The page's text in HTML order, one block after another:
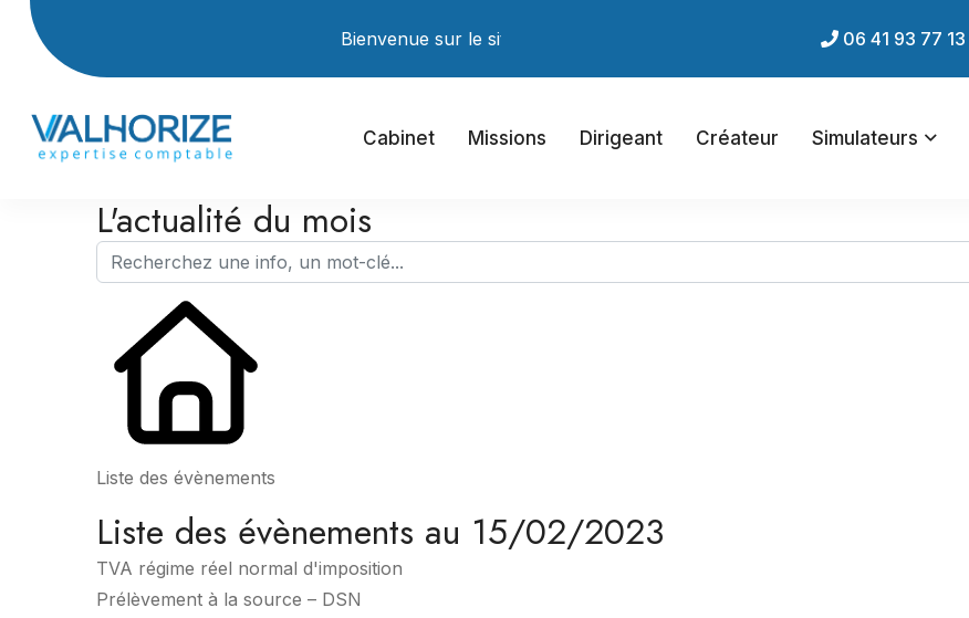
Bienvenue sur le site Internet du cabinet ! 06 41 93 77 13
Cabinet Missions Dirigeant Créateur Simulateurs
L'actualité du mois
Liste des évènements
Liste des évènements au 15/02/2023
TVA régime réel normal d'imposition
Prélèvement à la source – DSN